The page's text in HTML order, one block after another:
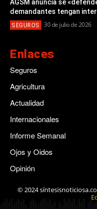
AGSM anuncia se
demandantes tengan
SEGUROS 30 de julio de 2026
Enlaces
Seguros
Agricultura
Actualidad
Internacionales
Informe Semanal
Ojos y Oidos
Opinión
© 2024